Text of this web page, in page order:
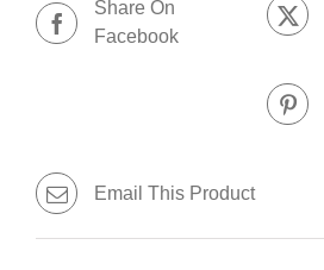
Share On
Facebook
Email This Product